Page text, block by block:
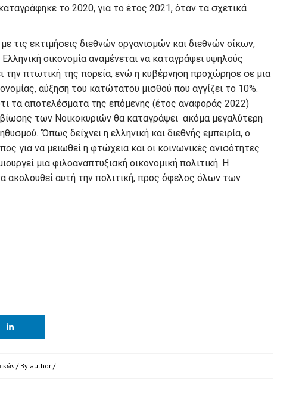
το 2020, για το έτος 2021, όταν τα σχετικά
τις εκτιμήσεις διεθνών οργανισμών και διεθνών οίκων,
οικονομία αναμένεται να καταγράψει υψηλούς
την πτωτική της πορεία, ενώ η κυβέρνηση προχώρησε σε μια
αύξηση του κατώτατου μισθού που αγγίζει το 10%.
τα αποτελέσματα της επόμενης (έτος αναφοράς 2022)
των Νοικοκυριών θα καταγράψει ακόμα μεγαλύτερη
‘Όπως δείχνει η ελληνική και διεθνής εμπειρία, ο
για να μειωθεί η φτώχεια και οι κοινωνικές ανισότητες
μια φιλοαναπτυξιακή οικονομική πολιτική. Η
ακολουθεί αυτή την πολιτική, προς όφελος όλων των
/ By author /